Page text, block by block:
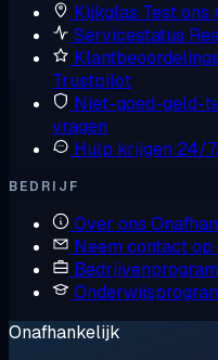
Kijkglas Test ons
Servicestatus
Trustpilot
Niet-goed-geld-
vragen
Hulp krijgen 24/
BEDRIJF
Over ons
Neem contact op
Onafhankelijk